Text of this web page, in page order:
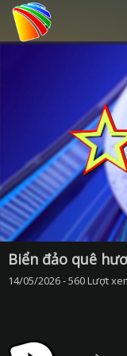
Biển đảo quê
14/05/2026 - 560 Lượt